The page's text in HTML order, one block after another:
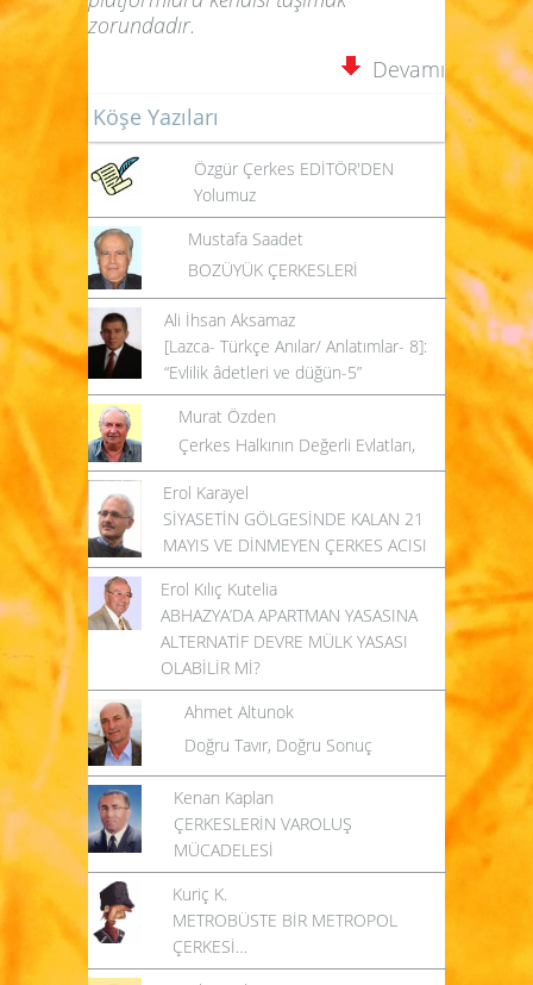
zorundadır.
Devamı
Köşe Yazıları
Özgür Çerkes EDİTÖR'DEN
Yolumuz
Mustafa Saadet
BOZÜYÜK ÇERKESLERİ
Ali İhsan Aksamaz
[Lazca- Türkçe Anılar/ Anlatımlar- 8]:
“Evlilik âdetleri ve düğün-5”
Murat Özden
Çerkes Halkının Değerli Evlatları,
Erol Karayel
SİYASETİN GÖLGESİNDE KALAN 21
MAYIS VE DİNMEYEN ÇERKES ACISI
Erol Kılıç Kutelia
ABHAZYA’DA APARTMAN YASASINA
ALTERNATİF DEVRE MÜLK YASASI
OLABİLİR Mİ?
Ahmet Altunok
Doğru Tavır, Doğru Sonuç
Kenan Kaplan
ÇERKESLERİN VAROLUŞ
MÜCADELESİ
Kuriç K.
METROBÜSTE BİR METROPOL
ÇERKESİ…